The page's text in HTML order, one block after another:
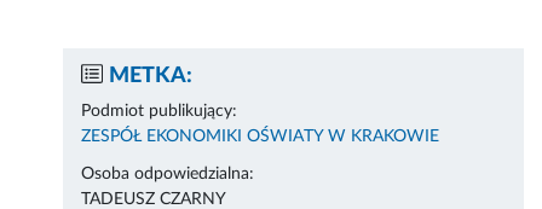
METKA:
Podmiot publikujący:
ZESPÓŁ EKONOMIKI OŚWIATY W KRAKOWIE
Osoba odpowiedzialna:
TADEUSZ CZARNY